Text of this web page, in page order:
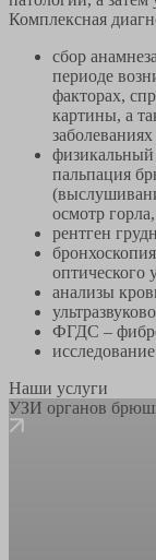
Комплексная
сбор
периоде
факторах,
картины, а
заболеваниях
физикальный
пальпация
осмотр
рентген
оптического
анализы
ФГДС –
Наши услуги
УЗИ органов